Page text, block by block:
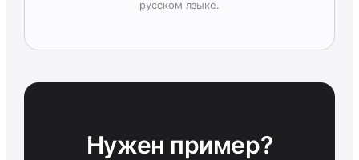
русском языке.
Нужен пример?